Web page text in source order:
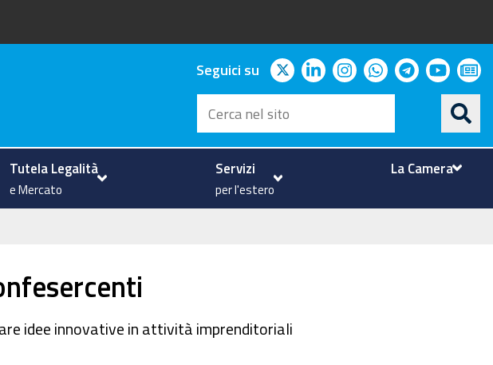
Seguici su twitterlinkedininstagram
whatsapp
telegram
Cerca
nel
sito
Tutela Legalità
e Mercato
Servizi
per l'estero
La Camera
idee innovative in attività imprenditoriali